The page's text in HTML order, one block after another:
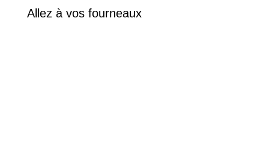
Allez à vos fourneaux